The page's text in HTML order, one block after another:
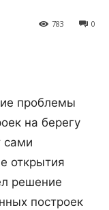
0
783
проблемы
на берегу
сами
открытия
решение
построек